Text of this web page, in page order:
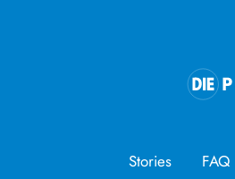
Stories FAQ